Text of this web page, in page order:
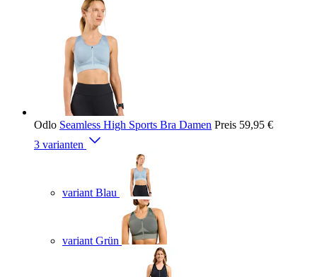
Odlo Seamless High Sports Bra Damen Preis 59,95 €
3 varianten
variant Blau
variant Grün